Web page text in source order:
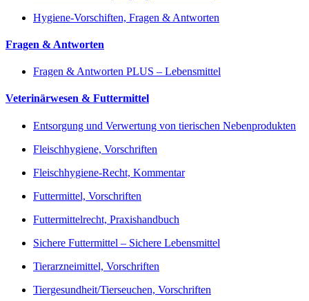
Hygiene-Vorschiften, Fragen & Antworten
Fragen & Antworten
Fragen & Antworten PLUS – Lebensmittel
Veterinärwesen & Futtermittel
Entsorgung und Verwertung von tierischen Nebenprodukten
Fleischhygiene, Vorschriften
Fleischhygiene-Recht, Kommentar
Futtermittel, Vorschriften
Futtermittelrecht, Praxishandbuch
Sichere Futtermittel – Sichere Lebensmittel
Tierarzneimittel, Vorschriften
Tiergesundheit/Tierseuchen, Vorschriften